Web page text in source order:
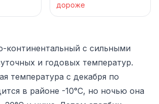
дороже
континентальный с сильными
и годовых температур.
температура с декабря по
в районе -10°C, но ночью она